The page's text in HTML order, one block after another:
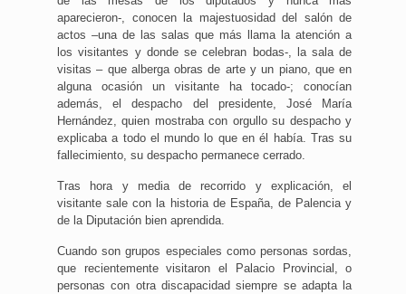
aparecieron-, conocen la majestuosidad del salón de
actos –una de las salas que más llama la atención a
los visitantes y donde se celebran bodas-, la sala de
visitas – que alberga obras de arte y un piano, que en
alguna ocasión un visitante ha tocado-; conocían
además, el despacho del presidente, José María
Hernández, quien mostraba con orgullo su despacho y
explicaba a todo el mundo lo que en él había. Tras su
fallecimiento, su despacho permanece cerrado.
Tras hora y media de recorrido y explicación, el
visitante sale con la historia de España, de Palencia y
de la Diputación bien aprendida.
Cuando son grupos especiales como personas sordas,
que recientemente visitaron el Palacio Provincial, o
personas con otra discapacidad siempre se adapta la